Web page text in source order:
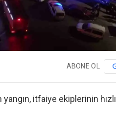
ABONE OL
yangın, itfaiye ekiplerinin hızlı